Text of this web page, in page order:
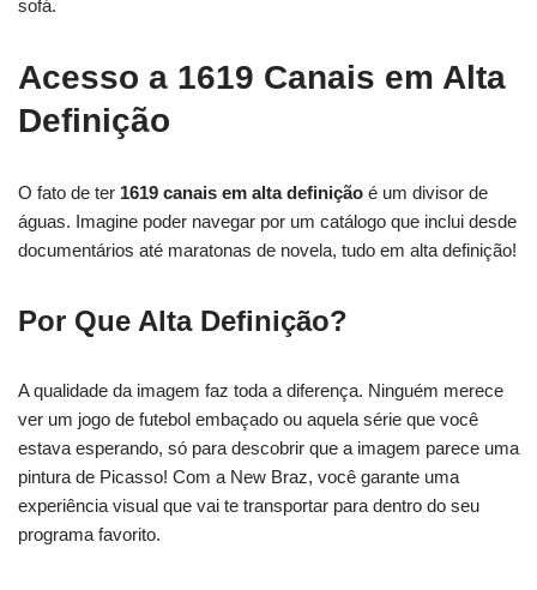
sofá.
Acesso a 1619 Canais em Alta
Definição
O fato de ter 1619 canais em alta definição é um divisor de
águas. Imagine poder navegar por um catálogo que inclui desde
documentários até maratonas de novela, tudo em alta definição!
Por Que Alta Definição?
A qualidade da imagem faz toda a diferença. Ninguém merece
ver um jogo de futebol embaçado ou aquela série que você
estava esperando, só para descobrir que a imagem parece uma
pintura de Picasso! Com a New Braz, você garante uma
experiência visual que vai te transportar para dentro do seu
programa favorito.